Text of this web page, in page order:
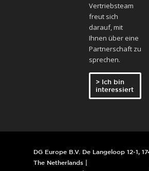
Vertriebsteam
freut sich
darauf, mit
Ihnen über eine
Partnerschaft zu
sprechen.
> Ich bin
interessiert
DG Europe B.V. De Langeloop 12-1,
The Netherlands |